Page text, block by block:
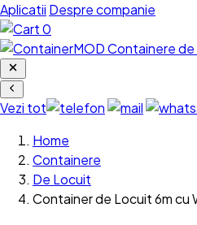
Aplicatii Despre companie
0
Vezi tot
Home
Containere
De Locuit
Container de Locuit 6m cu